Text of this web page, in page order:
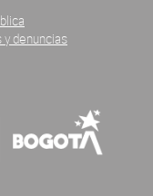
y denuncias